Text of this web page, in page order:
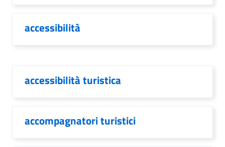
accessibilità
accessibilità turistica
accompagnatori turistici